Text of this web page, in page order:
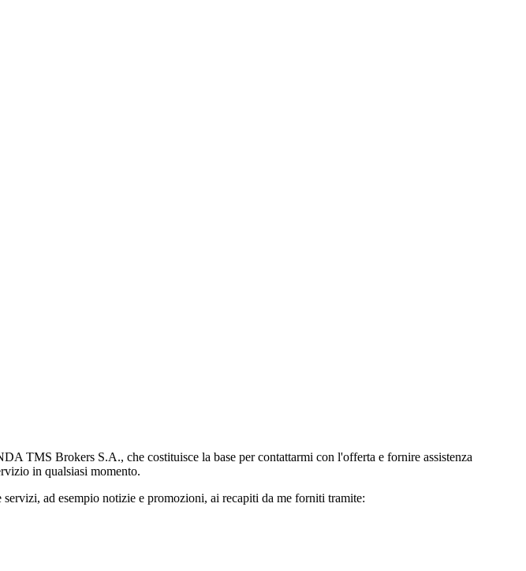
TMS Brokers S.A., che costituisce la base per contattarmi con l'offerta e fornire assistenza
in qualsiasi momento.
ad esempio notizie e promozioni, ai recapiti da me forniti tramite: